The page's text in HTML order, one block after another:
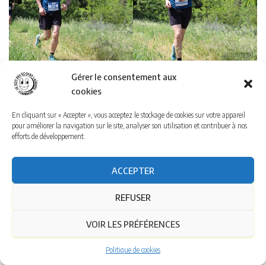
Gérer le consentement aux
cookies
En cliquant sur « Accepter », vous acceptez le stockage de cookies sur votre appareil
pour améliorer la navigation sur le site, analyser son utilisation et contribuer à nos
efforts de développement.
ACCEPTER
REFUSER
VOIR LES PRÉFÉRENCES
Politique de cookies